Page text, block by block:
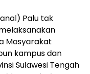
Palu tak
Masyarakat
kampus dan
Sulawesi Tengah